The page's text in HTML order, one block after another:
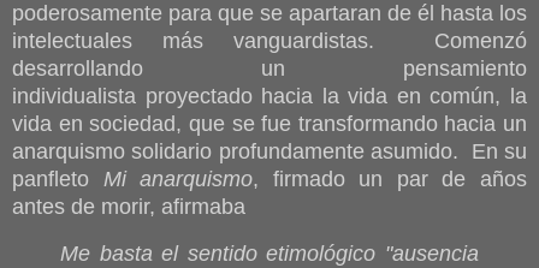
poderosamente para que se apartaran de él hasta los
intelectuales más vanguardistas. Comenzó
desarrollando un pensamiento
individualista proyectado hacia la vida en común, la
vida en sociedad, que se fue transformando hacia un
anarquismo solidario profundamente asumido. En su
panfleto Mi anarquismo, firmado un par de años
antes de morir, afirmaba
Me basta el sentido etimológico "ausencia